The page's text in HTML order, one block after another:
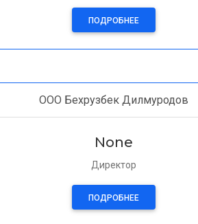
ПОДРОБНЕЕ
ООО Бехрузбек Дилмуродов
None
Директор
ПОДРОБНЕЕ